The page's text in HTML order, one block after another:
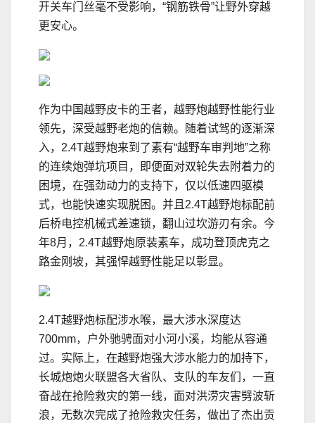
开关车门丝毫不受影响，“钢筋铁骨”让野外穿越
更安心。
作为中国越野皮卡的王者，越野炮越野性能行业
领先，深受越野老炮的信赖。随着试驾的逐渐深
入，2.4T越野炮来到了素有“越野车审判地”之称
的连续炮弹坑项目，即便面对双轮失去附着力的
困境，在强劲动力的支持下，仅以低速四驱模
式，也能快速实现脱困。并且2.4T越野炮标配前
后桥电控机械式差速锁，翻山过坎游刃有余。今
年8月，2.4T越野炮原装素车，成功登顶虎克之
路金刚坡，其强悍越野性能足以彰显。
2.4T越野炮标配涉水喉，最大涉水深度达
700mm，户外驰骋面对小河小溪，均能从容通
过。实际上，在越野炮强大涉水能力的加持下，
长城炮炮火联盟各大省队、支队的车友们，一直
奋战在抢险救灾的第一线，面对洪涝灾害劈波斩
浪，无数次完成了抢险救灾任务，做出了杰出贡